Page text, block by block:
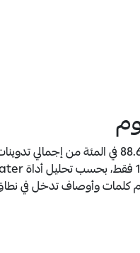
ساد الخطاب السلبي نسبة 88.6 في
كلمات وأوصاف تدخل في